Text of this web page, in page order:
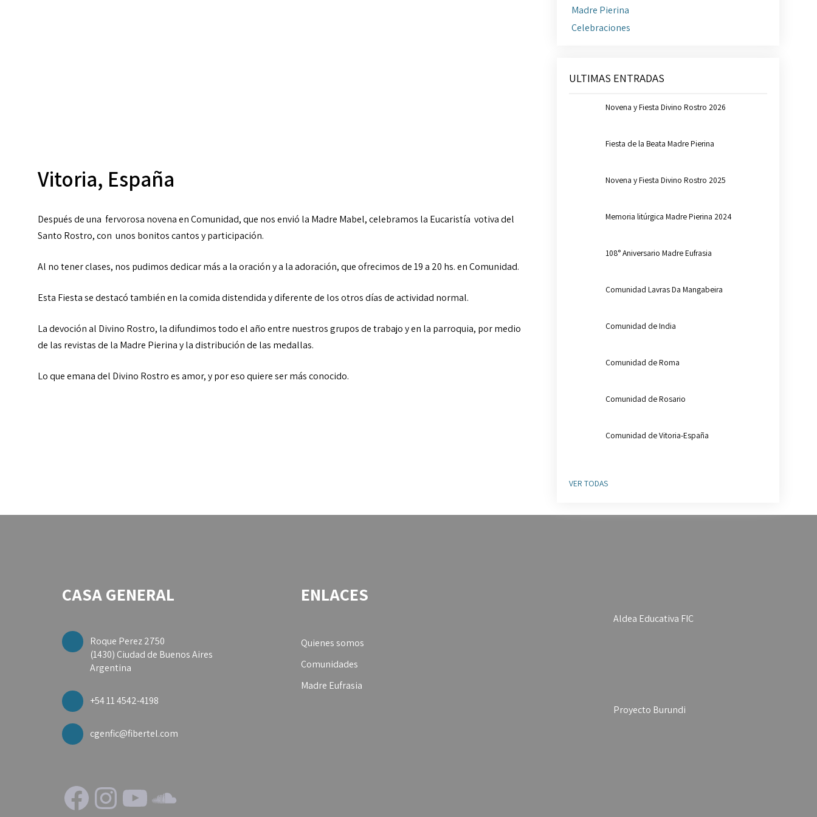
Vitoria, España
Después de una fervorosa novena en Comunidad, que nos envió la Madre Mabel, celebramos la Eucaristía votiva del
Santo Rostro, con unos bonitos cantos y participación.
Al no tener clases, nos pudimos dedicar más a la oración y a la adoración, que ofrecimos de 19 a 20 hs. en Comunidad.
Esta Fiesta se destacó también en la comida distendida y diferente de los otros días de actividad normal.
La devoción al Divino Rostro, la difundimos todo el año entre nuestros grupos de trabajo y en la parroquia, por medio
de las revistas de la Madre Pierina y la distribución de las medallas.
Lo que emana del Divino Rostro es amor, y por eso quiere ser más conocido.
Madre Pierina
Celebraciones
ULTIMAS ENTRADAS
Novena y Fiesta Divino Rostro 2026
Fiesta de la Beata Madre Pierina
Novena y Fiesta Divino Rostro 2025
Memoria litúrgica Madre Pierina 2024
108° Aniversario Madre Eufrasia
Comunidad Lavras Da Mangabeira
Comunidad de India
Comunidad de Roma
Comunidad de Rosario
Comunidad de Vitoria-España
VER TODAS
CASA GENERAL
Roque Perez 2750
(1430) Ciudad de Buenos Aires
Argentina
+54 11 4542-4198
cgenfic@fibertel.com
Facebook
Instagram
YouTube
SoundCloud
ENLACES
Quienes somos
Comunidades
Madre Eufrasia
Aldea Educativa FIC
Proyecto Burundi